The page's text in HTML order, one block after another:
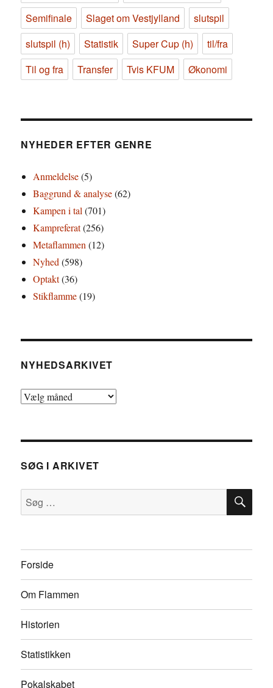
Semifinale
Slaget om Vestjylland
slutspil
slutspil (h)
Statistik Super Cup (h)
til/fra
Til og fra
Transfer Tvis KFUM Økonomi
NYHEDER EFTER GENRE
Anmeldelse(5)
Baggrund & analyse(62)
Kampen i tal (701)
Kampreferat(256)
Metaflammen (12)
Nyhed (598)
Optakt(36)
Stikflamme(19)
NYHEDSARKIVET
Nyhedsarkivet
SØG I ARKIVET
Søg
efter:
SØG
Forside
Om Flammen
Historien
Statistikken
Pokalskabet